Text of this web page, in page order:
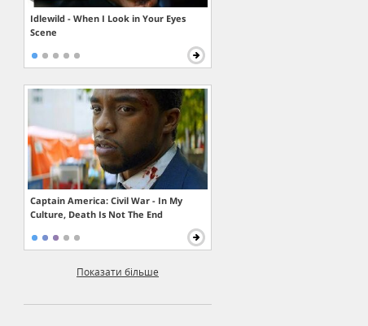
Idlewild - When I Look in Your Eyes
Scene
Captain America: Civil War - In My
Culture, Death Is Not The End
Показати більше